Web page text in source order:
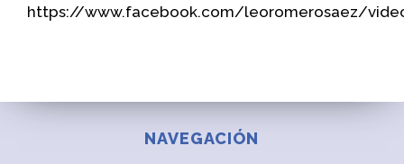
https://www.facebook.com/leoromerosaez/
NAVEGACIÓN